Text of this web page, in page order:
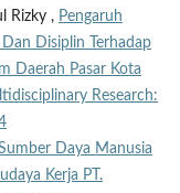
Rizky , Pengaruh
Disiplin Terhadap
Daerah Pasar Kota
Research:
Daya Manusia
Kerja PT.